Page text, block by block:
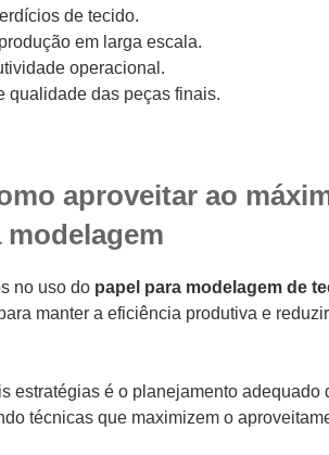
de tecido.
em larga escala.
operacional.
qualidade das peças finais.
aproveitar ao
modelagem
no uso do papel para modelagem de
manter a eficiência produtiva e
estratégias é o planejamento adequado
técnicas que maximizem o